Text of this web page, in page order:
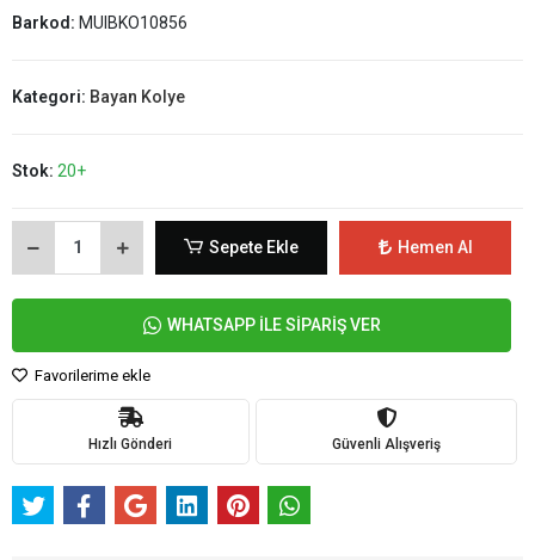
Barkod: MUIBKO10856
Kategori: Bayan Kolye
Stok: 20+
Sepete Ekle Hemen Al
WHATSAPP İLE SİPARİŞ VER
Favorilerime ekle
Hızlı Gönderi Güvenli Alışveriş